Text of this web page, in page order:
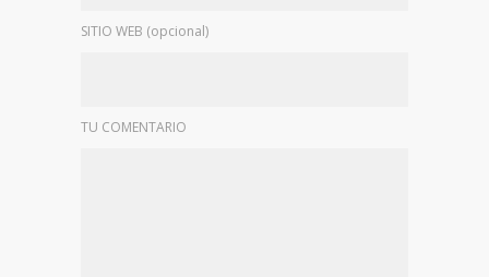
SITIO WEB (opcional)
TU COMENTARIO